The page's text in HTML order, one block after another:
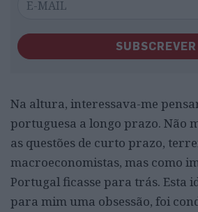
SUBSCREVER
Na altura, interessava-me
portuguesa a longo prazo. Não
as questões de curto prazo,
macroeconomistas, mas como
Portugal ficasse para trás. Esta
para mim uma obsessão, foi